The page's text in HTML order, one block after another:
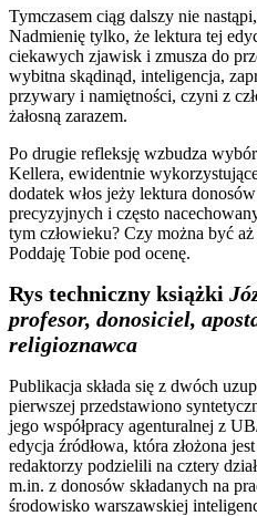
Tymczasem ciąg dalszy nie
Nadmienię tylko, że lektura tej
ciekawych zjawisk i zmusza do
wybitna skądinąd, inteligencja,
przywary i namiętności, czyni z
żałosną zarazem.
Po drugie refleksję wzbudza
Kellera, ewidentnie
dodatek włos jeży lektura
precyzyjnych i często
tym człowieku? Czy można być
Poddaję Tobie pod ocenę.
Rys techniczny książki
profesor, donosiciel,
religioznawca
Publikacja składa się z dwóch
pierwszej przedstawiono
jego współpracy agenturalnej z
edycja źródłowa, która złożona
redaktorzy podzielili na cztery
m.in. z donosów składanych na
środowisko warszawskiej